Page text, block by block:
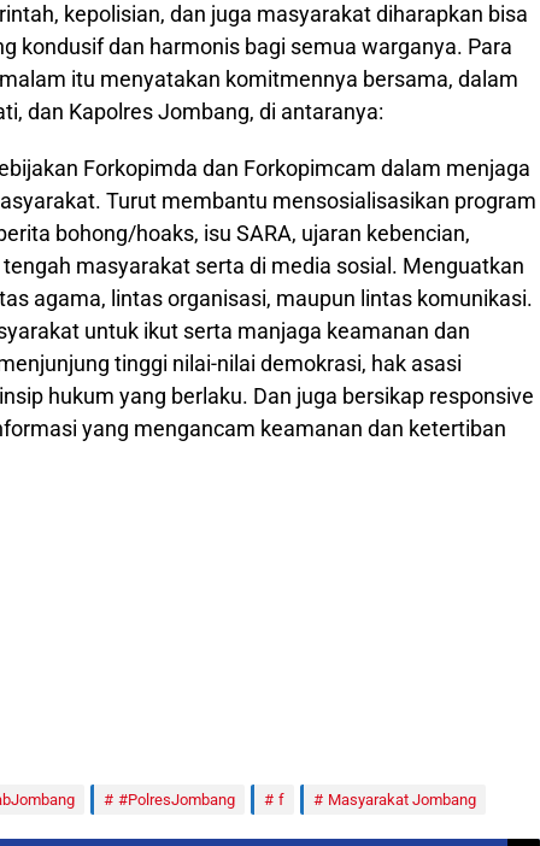
kepolisian, dan juga masyarakat diharapkan bisa
kondusif dan harmonis bagi semua warganya. Para
itu menyatakan komitmennya bersama, dalam
dan Kapolres Jombang, di antaranya:
Forkopimda dan Forkopimcam dalam menjaga
Turut membantu mensosialisasikan program
bohong/hoaks, isu SARA, ujaran kebencian,
masyarakat serta di media sosial. Menguatkan
agama, lintas organisasi, maupun lintas komunikasi.
untuk ikut serta manjaga keamanan dan
tinggi nilai-nilai demokrasi, hak asasi
hukum yang berlaku. Dan juga bersikap responsive
yang mengancam keamanan dan ketertiban
#PolresJombang f Masyarakat Jombang